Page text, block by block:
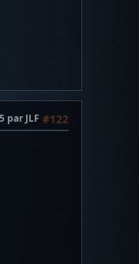
#122
par JLF